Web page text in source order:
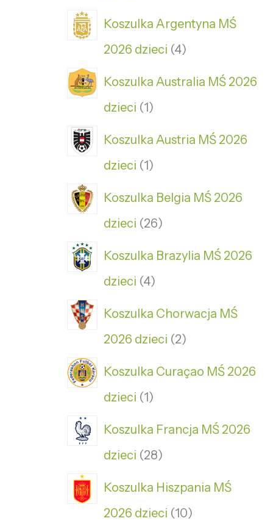
Koszulka Argentyna MŚ
2026 dzieci 4
Koszulka Australia MŚ 2026
dzieci 1
Koszulka Austria MŚ 2026
dzieci 1
Koszulka Belgia MŚ 2026
dzieci 26
Koszulka Brazylia MŚ 2026
dzieci 4
Koszulka Chorwacja MŚ
2026 dzieci 2
Koszulka Curaçao MŚ 2026
dzieci 1
Koszulka Francja MŚ 2026
dzieci 28
Koszulka Hiszpania MŚ
2026 dzieci 10